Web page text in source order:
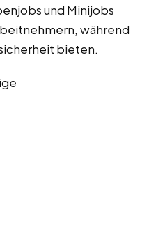
und Minijobs
während
bieten.